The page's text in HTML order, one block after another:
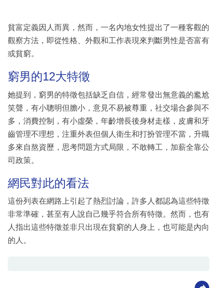
區
貧富定義因人而異，然而，一名內地女性提出了一種客觀的
觀察方法，即從性格、外觀和工作表現來判斷男性是否富有
或貧窮。
窮男的12大特徵
她提到，窮男的特徵包括缺乏自信，經常發出無意義的尷尬
笑聲，有小聰明但膽小，意見不易被尊重，社交場合參與不
多，消費控制，有小虛榮，年齡增長後身材走樣，皮膚和牙
齒管理不理想，注重外表但個人衛生和打扮管理不當，升職
多來自熬資歷，思考問題方式局限，不敢轉工，加薪全靠公
司政策。
網民對此的看法
這份列表在網路上引起了熱烈討論，許多人都認為這些特徵
非常準確，甚至有人說自己幾乎符合所有特徵。然而，也有
人指出這些特徵並非只出現在貧窮的人身上，也可能是內向
的人。